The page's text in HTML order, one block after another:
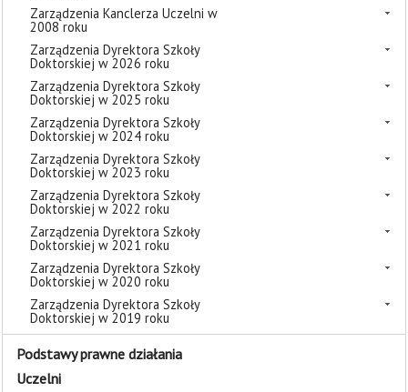
Zarządzenia Kanclerza Uczelni w
2008 roku
Zarządzenia Dyrektora Szkoły
Doktorskiej w 2026 roku
Zarządzenia Dyrektora Szkoły
Doktorskiej w 2025 roku
Zarządzenia Dyrektora Szkoły
Doktorskiej w 2024 roku
Zarządzenia Dyrektora Szkoły
Doktorskiej w 2023 roku
Zarządzenia Dyrektora Szkoły
Doktorskiej w 2022 roku
Zarządzenia Dyrektora Szkoły
Doktorskiej w 2021 roku
Zarządzenia Dyrektora Szkoły
Doktorskiej w 2020 roku
Zarządzenia Dyrektora Szkoły
Doktorskiej w 2019 roku
Podstawy prawne działania
Uczelni